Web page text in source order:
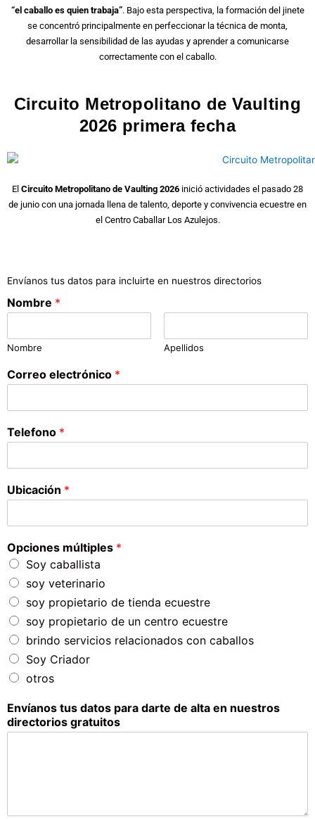
“el caballo es quien trabaja”. Bajo esta perspectiva, la formación del jinete
se concentró principalmente en perfeccionar la técnica de monta,
desarrollar la sensibilidad de las ayudas y aprender a comunicarse
correctamente con el caballo.
Circuito Metropolitano de Vaulting
2026 primera fecha
El Circuito Metropolitano de Vaulting 2026 inició actividades el pasado 28
de junio con una jornada llena de talento, deporte y convivencia ecuestre en
el Centro Caballar Los Azulejos.
Envíanos tus datos para incluirte en nuestros directorios
Nombre *
Nombre Apellidos
Correo electrónico *
Telefono *
Ubicación *
Opciones múltiples *
Soy caballista
soy veterinario
soy propietario de tienda ecuestre
soy propietario de un centro ecuestre
brindo servicios relacionados con caballos
Soy Criador
otros
Envíanos tus datos para darte de alta en nuestros
directorios gratuitos